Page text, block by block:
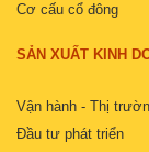
Cơ cấu cổ đông
SẢN XUẤT KINH
Vận hành - Thị
Đầu tư phát triển